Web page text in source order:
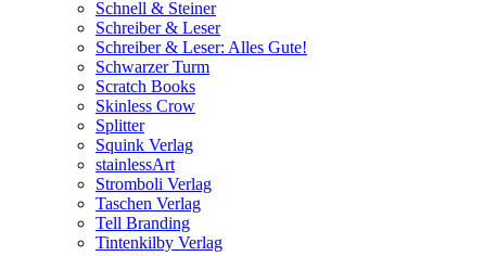
Schnell & Steiner
Schreiber & Leser
Schreiber & Leser: Alles Gute!
Schwarzer Turm
Scratch Books
Skinless Crow
Splitter
Squink Verlag
stainlessArt
Stromboli Verlag
Taschen Verlag
Tell Branding
Tintenkilby Verlag